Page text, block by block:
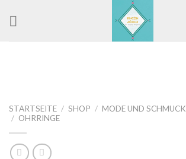
STARTSEITE / SHOP / MODE UND SCHMUCK
/ OHRRINGE